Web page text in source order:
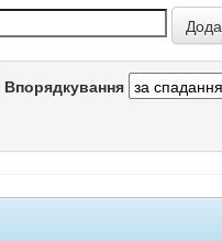
Впорядкування